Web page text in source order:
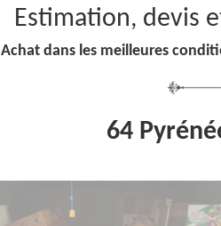
Estimation, devis
Achat dans les meilleures
64